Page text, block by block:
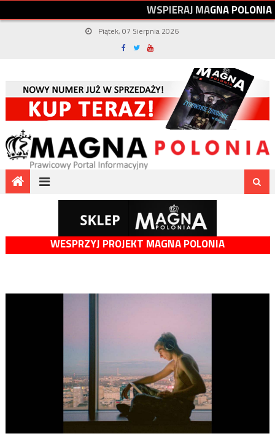
WSPIERAJMAGNAPOLONIA
Piątek, 07 Sierpnia 2026
WESPRZYJ PROJEKT MAGNA POLONIA